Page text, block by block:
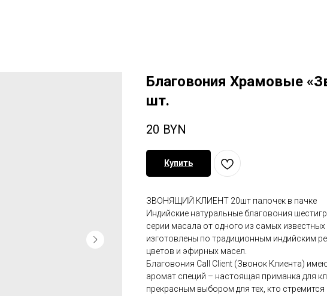
Благовония Храмовые
шт.
20 BYN
Купить
ЗВОНЯЩИЙ КЛИЕНТ 20шт палочек в пачке
Индийские натуральные благовония
серии масала от одного из самых
изготовлены по традиционным индийским
цветов и эфирных масел.
Благовония Call Client (Звонок Клиента)
аромат специй – настоящая приманка для
прекрасным выбором для тех, кто